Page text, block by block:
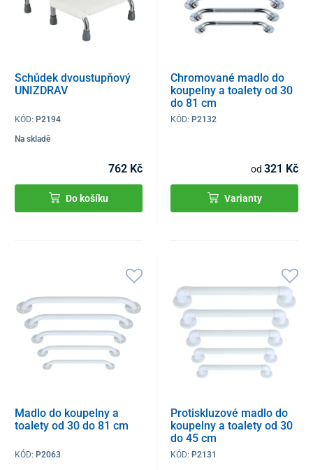
Schůdek dvoustupňový
UNIZDRAV
KÓD: P2194
Na skladě
762 Kč
Do košíku
Chromované madlo do
koupelny a toalety od 30
do 81 cm
KÓD: P2132
od 321 Kč
Varianty
Madlo do koupelny a
toalety od 30 do 81 cm
KÓD: P2063
Protiskluzové madlo do
koupelny a toalety od 30
do 45 cm
KÓD: P2131